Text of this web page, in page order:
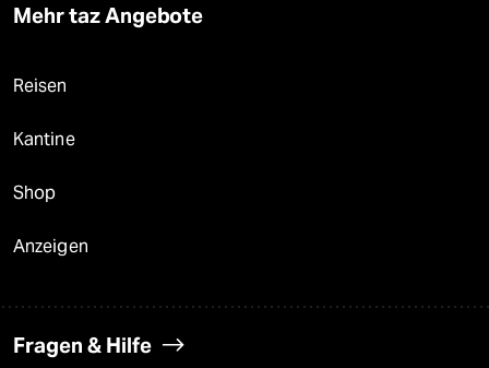
Mehr taz Angebote
Reisen
Kantine
Shop
Anzeigen
Fragen & Hilfe